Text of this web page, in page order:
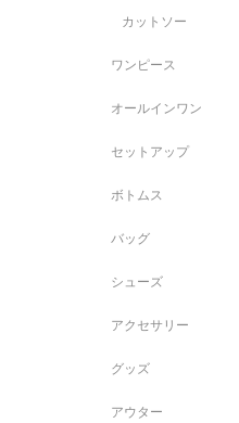
カットソー
ワンピース
オールインワン
セットアップ
ボトムス
バッグ
シューズ
アクセサリー
グッズ
アウター